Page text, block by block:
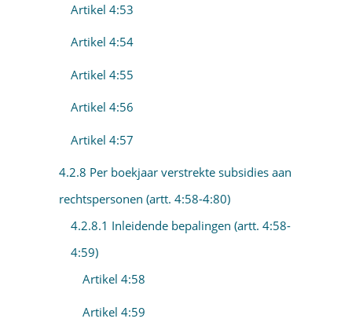
Artikel 4:53
Artikel 4:54
Artikel 4:55
Artikel 4:56
Artikel 4:57
4.2.8 Per boekjaar verstrekte subsidies aan
rechtspersonen (artt. 4:58-4:80)
4.2.8.1 Inleidende bepalingen (artt. 4:58-
4:59)
Artikel 4:58
Artikel 4:59